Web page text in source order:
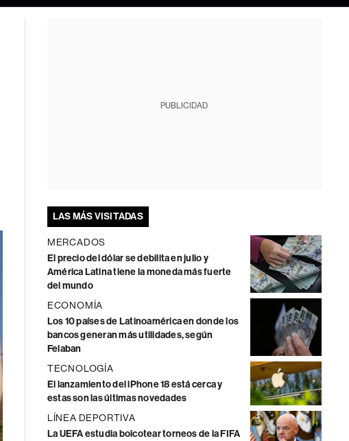
PUBLICIDAD
LAS MÁS VISITADAS
MERCADOS
El precio del dólar se debilita en julio y
América Latina tiene la moneda más fuerte
del mundo
ECONOMÍA
Los 10 países de Latinoamérica en donde los
bancos generan más utilidades, según
Felaban
TECNOLOGÍA
El lanzamiento del iPhone 18 está cerca y
estas son las últimas novedades
LÍNEA DEPORTIVA
La UEFA estudia boicotear torneos de la FIFA